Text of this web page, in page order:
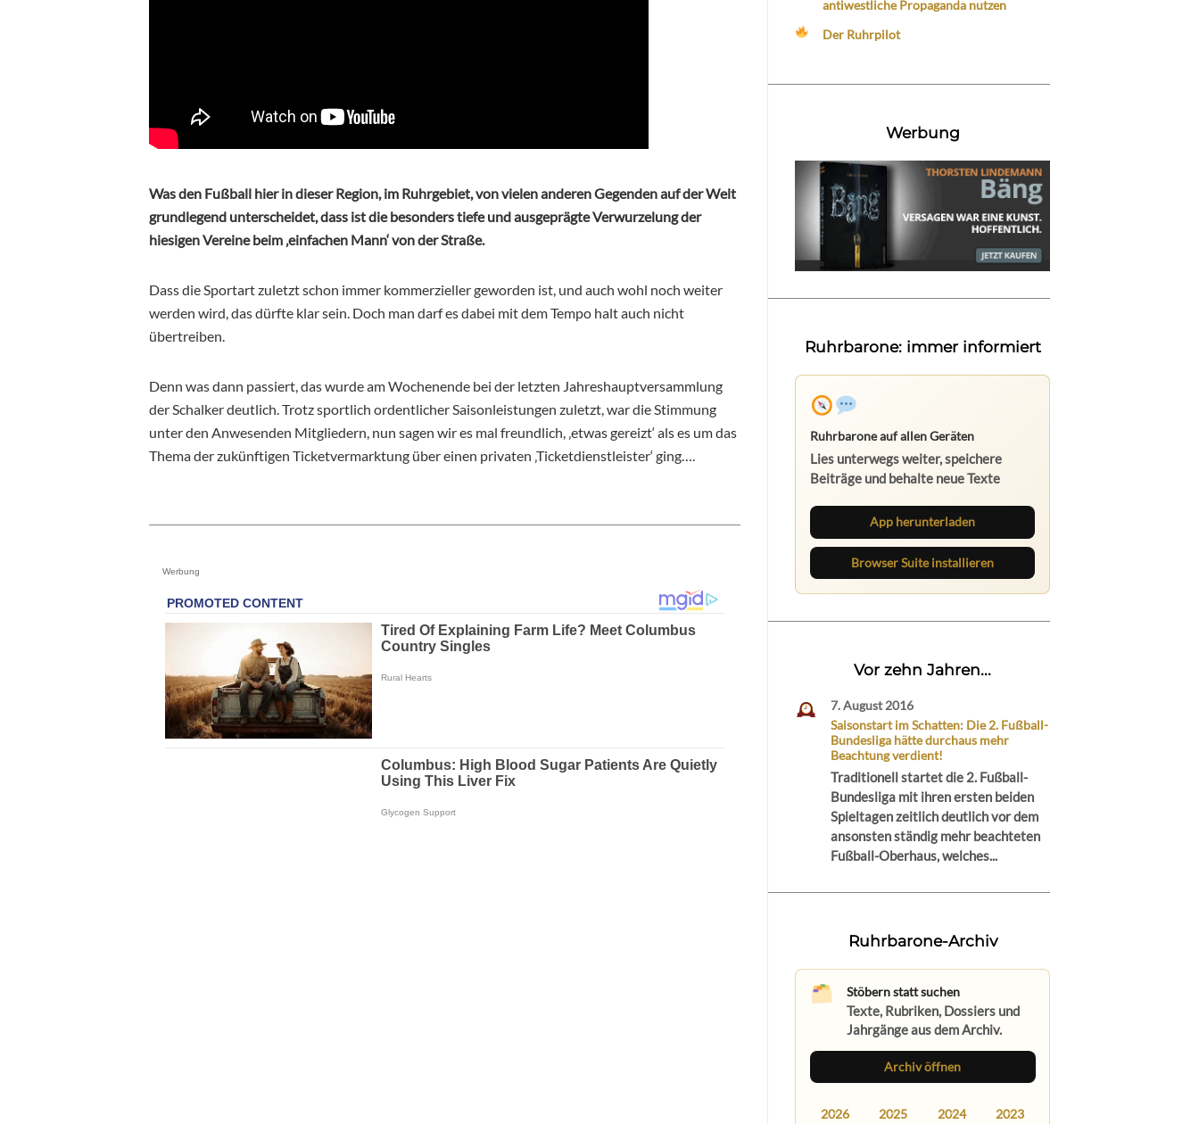
Was den Fußball hier in dieser Region, im Ruhrgebiet, von vielen anderen Gegenden auf der Welt
grundlegend unterscheidet, dass ist die besonders tiefe und ausgeprägte Verwurzelung der
hiesigen Vereine beim ‚einfachen Mann‘ von der Straße.
Dass die Sportart zuletzt schon immer kommerzieller geworden ist, und auch wohl noch weiter
werden wird, das dürfte klar sein. Doch man darf es dabei mit dem Tempo halt auch nicht
übertreiben.
Denn was dann passiert, das wurde am Wochenende bei der letzten Jahreshauptversammlung
der Schalker deutlich. Trotz sportlich ordentlicher Saisonleistungen zuletzt, war die Stimmung
unter den Anwesenden Mitgliedern, nun sagen wir es mal freundlich, ‚etwas gereizt‘ als es um das
Thema der zukünftigen Ticketvermarktung über einen privaten ‚Ticketdienstleister‘ ging….
Werbung
antiwestliche Propaganda nutzen
Der Ruhrpilot
Werbung
Ruhrbarone: immer informiert
Ruhrbarone auf allen Geräten
Lies unterwegs weiter, speichere
Beiträge und behalte neue Texte
App herunterladen
Browser Suite installieren
Vor zehn Jahren...
7. August 2016
Saisonstart im Schatten: Die 2. Fußball-
Bundesliga hätte durchaus mehr
Beachtung verdient!
Traditionell startet die 2. Fußball-
Bundesliga mit ihren ersten beiden
Spieltagen zeitlich deutlich vor dem
ansonsten ständig mehr beachteten
Fußball-Oberhaus, welches...
Ruhrbarone-Archiv
Stöbern statt suchen
Texte, Rubriken, Dossiers und
Jahrgänge aus dem Archiv.
Archiv öffnen
2026 2025 2024 2023